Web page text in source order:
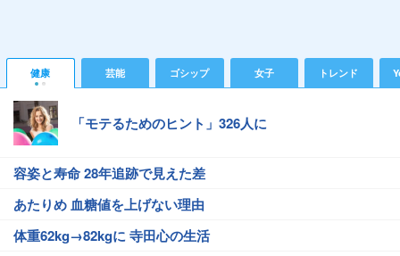
健康 芸能 ゴシップ 女子 トレンド
「モテるためのヒント」326人に
容姿と寿命 28年追跡で見えた差
あたりめ 血糖値を上げない理由
体重62kg→82kgに 寺田心の生活